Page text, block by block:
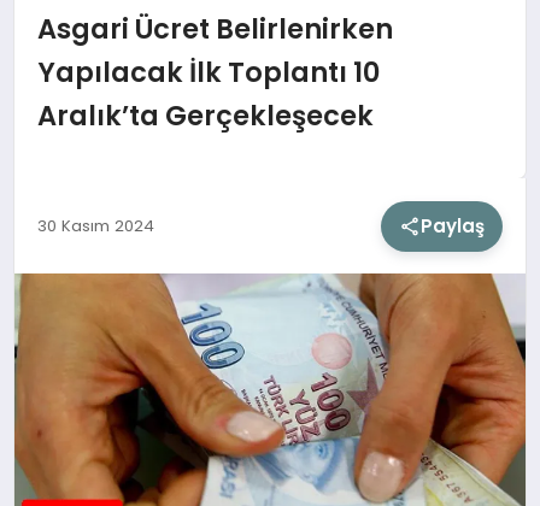
SPOR
YAŞAM
SIYASET
SAĞLIK
EĞITIM
Asgari Ücret Belirlenirken
Yapılacak İlk Toplantı 10
Aralık’ta Gerçekleşecek
30 Kasım 2024 Paylaş